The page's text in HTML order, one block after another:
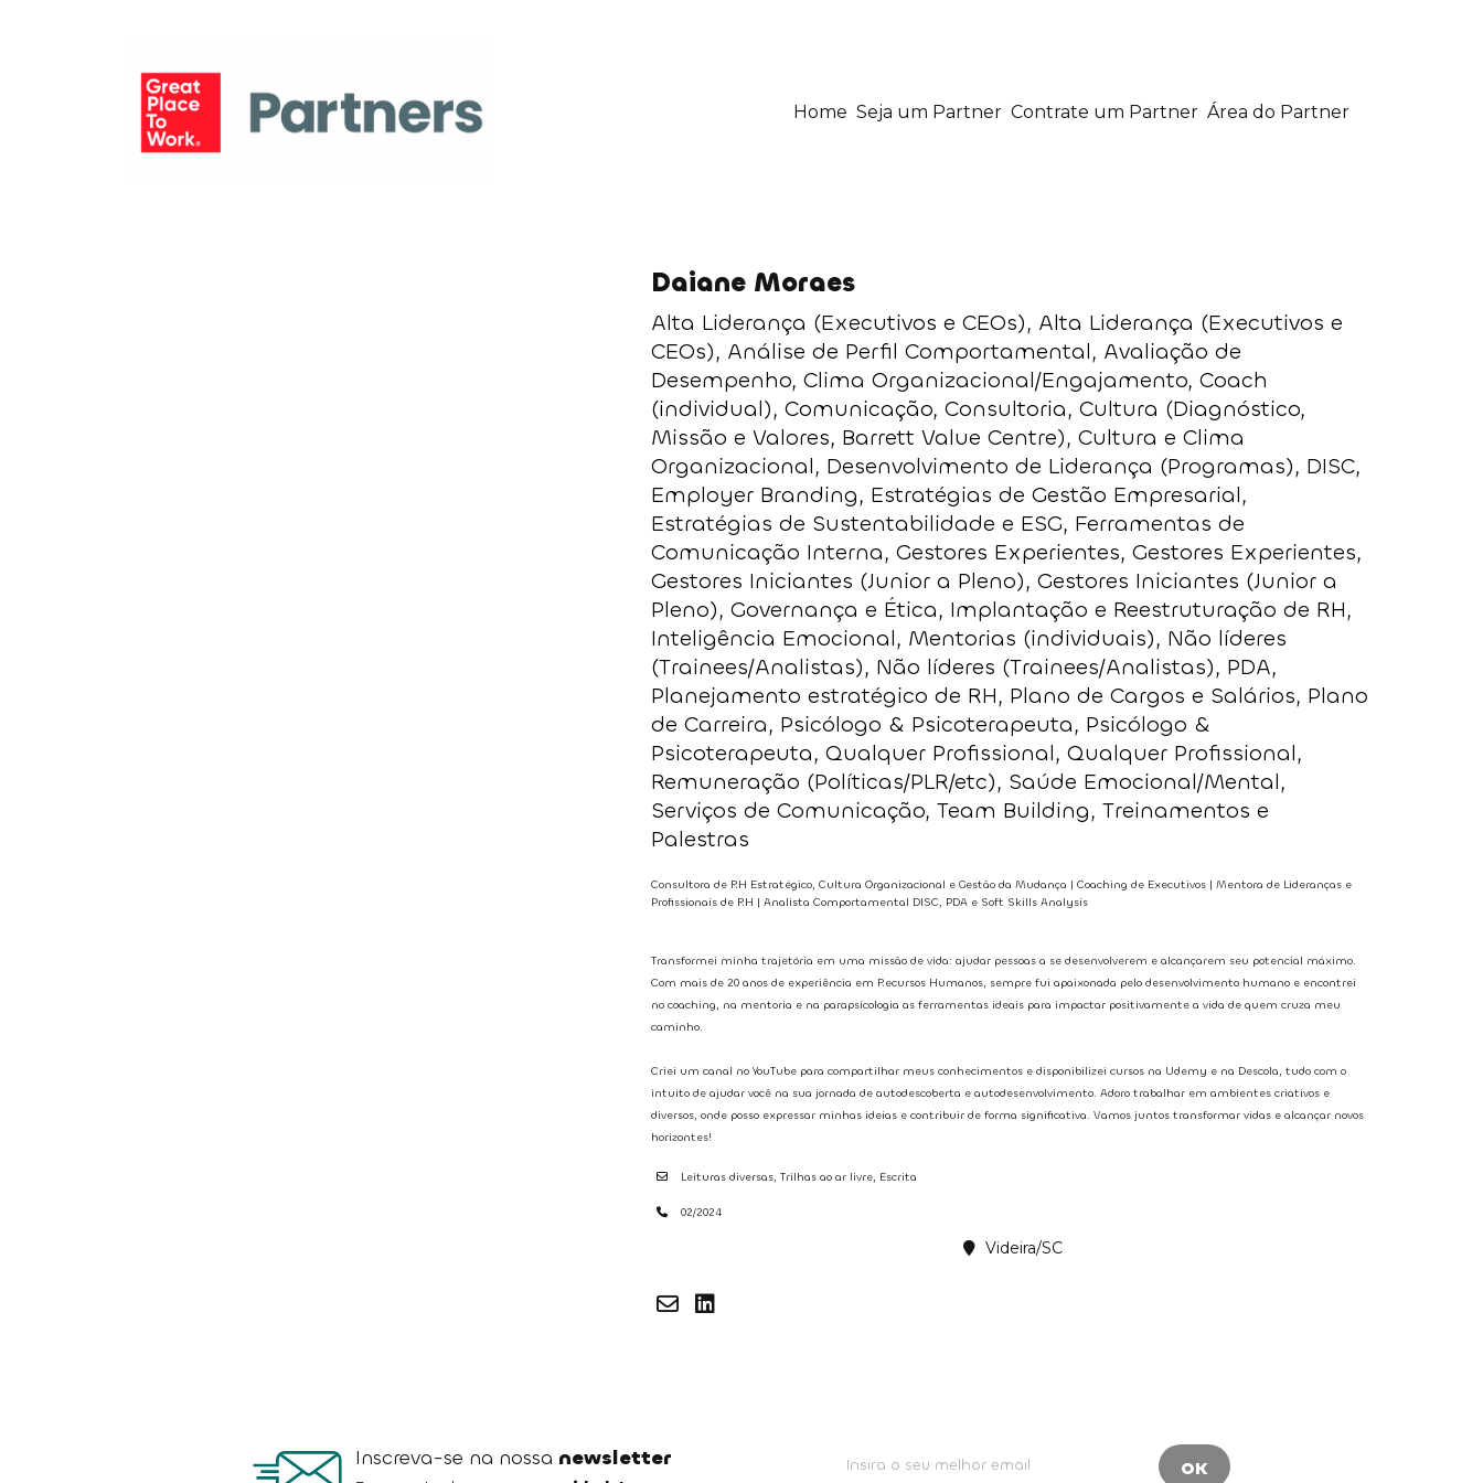
Home Seja um Partner Contrate um Partner Área do Partner
Daiane Moraes
Alta Liderança (Executivos e CEOs), Alta Liderança (Executivos e
CEOs), Análise de Perfil Comportamental, Avaliação de
Desempenho, Clima Organizacional/Engajamento, Coach
(individual), Comunicação, Consultoria, Cultura (Diagnóstico,
Missão e Valores, Barrett Value Centre), Cultura e Clima
Organizacional, Desenvolvimento de Liderança (Programas), DISC,
Employer Branding, Estratégias de Gestão Empresarial,
Estratégias de Sustentabilidade e ESG, Ferramentas de
Comunicação Interna, Gestores Experientes, Gestores Experientes,
Gestores Iniciantes (Junior a Pleno), Gestores Iniciantes (Junior a
Pleno), Governança e Ética, Implantação e Reestruturação de RH,
Inteligência Emocional, Mentorias (individuais), Não líderes
(Trainees/Analistas), Não líderes (Trainees/Analistas), PDA,
Planejamento estratégico de RH, Plano de Cargos e Salários, Plano
de Carreira, Psicólogo & Psicoterapeuta, Psicólogo &
Psicoterapeuta, Qualquer Profissional, Qualquer Profissional,
Remuneração (Políticas/PLR/etc), Saúde Emocional/Mental,
Serviços de Comunicação, Team Building, Treinamentos e
Palestras
Consultora de RH Estratégico, Cultura Organizacional e Gestão da Mudança | Coaching de Executivos | Mentora de Lideranças e
Profissionais de RH | Analista Comportamental DISC, PDA e Soft Skills Analysis
Transformei minha trajetória em uma missão de vida: ajudar pessoas a se desenvolverem e alcançarem seu potencial máximo.
Com mais de 20 anos de experiência em Recursos Humanos, sempre fui apaixonada pelo desenvolvimento humano e encontrei
no coaching, na mentoria e na parapsicologia as ferramentas ideais para impactar positivamente a vida de quem cruza meu
caminho.
Criei um canal no YouTube para compartilhar meus conhecimentos e disponibilizei cursos na Udemy e na Descola, tudo com o
intuito de ajudar você na sua jornada de autodescoberta e autodesenvolvimento. Adoro trabalhar em ambientes criativos e
diversos, onde posso expressar minhas ideias e contribuir de forma significativa. Vamos juntos transformar vidas e alcançar novos
horizontes!
Leituras diversas, Trilhas ao ar livre, Escrita
02/2024
Videira/SC
Inscreva-se na nossa newsletter